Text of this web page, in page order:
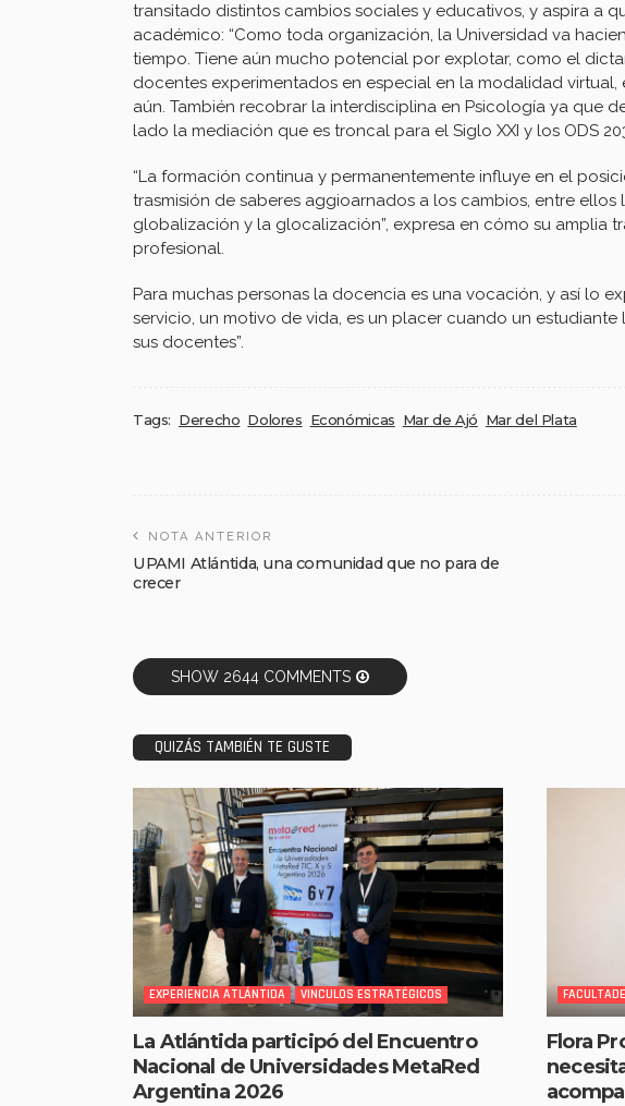
transitado distintos cambios sociales y educativos, y aspira a
académico: “Como toda organización, la Universidad va
tiempo. Tiene aún mucho potencial por explotar, como el
docentes experimentados en especial en la modalidad
aún. También recobrar la interdisciplina en Psicología ya que
lado la mediación que es troncal para el Siglo XXI y los ODS
“La formación continua y permanentemente influye en el
trasmisión de saberes aggioarnados a los cambios, entre
globalización y la glocalización”, expresa en cómo su amplia
profesional.
Para muchas personas la docencia es una vocación, y así lo
servicio, un motivo de vida, es un placer cuando un estudiante
sus docentes”.
Tags: Derecho Dolores Económicas Mar de Ajó Mar del Plata
NOTA ANTERIOR
UPAMI Atlántida, una comunidad que no para de
crecer
SHOW 2644 COMMENTS
QUIZÁS TAMBIÉN TE GUSTE
EXPERIENCIA ATLÁNTIDA VINCULOS ESTRATÉGICOS
La Atlántida participó del Encuentro
Nacional de Universidades MetaRed
Argentina 2026
Flora